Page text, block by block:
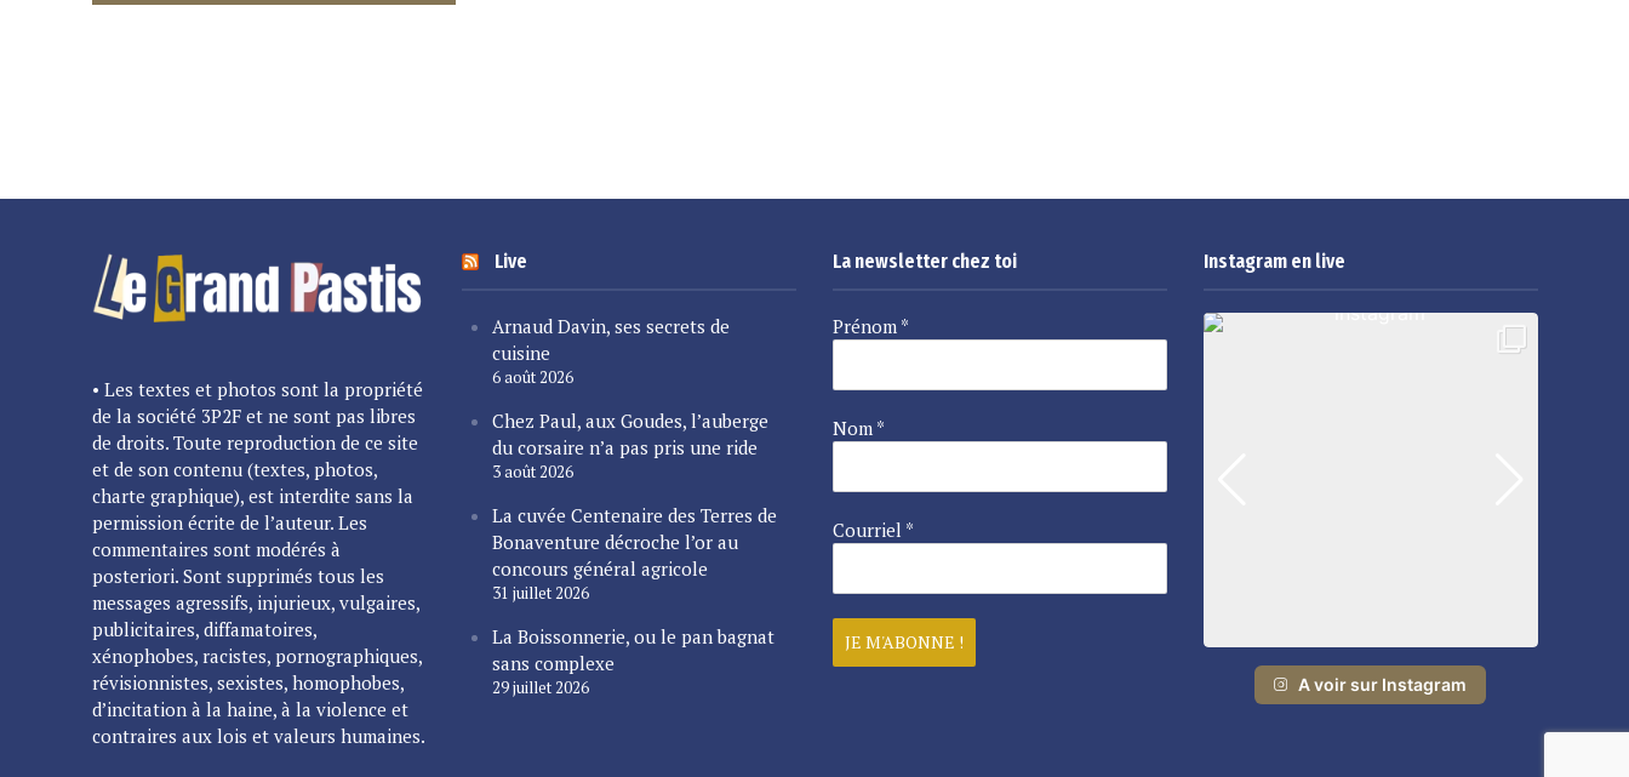
• Les textes et photos sont la propriété
de la société 3P2F et ne sont pas libres
de droits. Toute reproduction de ce site
et de son contenu (textes, photos,
charte graphique), est interdite sans la
permission écrite de l’auteur. Les
commentaires sont modérés à
posteriori. Sont supprimés tous les
messages agressifs, injurieux, vulgaires,
publicitaires, diffamatoires,
xénophobes, racistes, pornographiques,
révisionnistes, sexistes, homophobes,
d’incitation à la haine, à la violence et
contraires aux lois et valeurs humaines.
Live
Arnaud Davin, ses secrets de
cuisine
6 août 2026
Chez Paul, aux Goudes, l’auberge
du corsaire n’a pas pris une ride
3 août 2026
La cuvée Centenaire des Terres de
Bonaventure décroche l’or au
concours général agricole
31 juillet 2026
La Boissonnerie, ou le pan bagnat
sans complexe
29 juillet 2026
La newsletter chez toi
Prénom *
Nom *
Courriel *
Instagram en live
A voir sur Instagram